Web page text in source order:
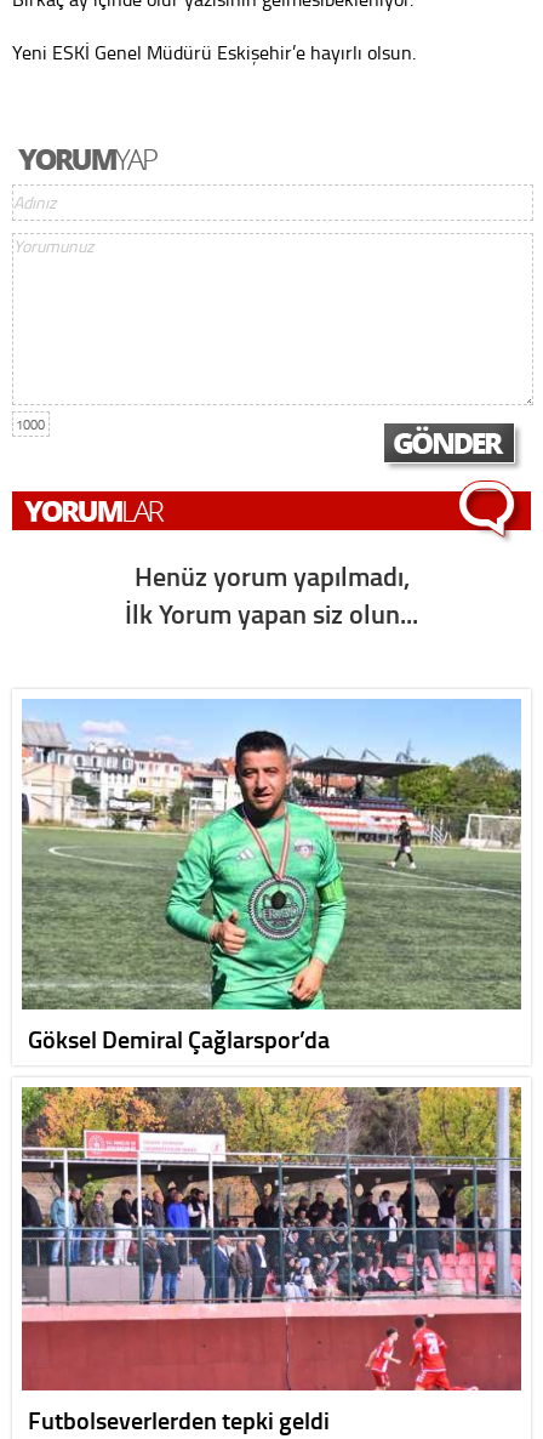
Yeni ESKİ Genel Müdürü Eskişehir’e hayırlı olsun.
1000
Henüz yorum yapılmadı,
İlk Yorum yapan siz olun...
Göksel Demiral Çağlarspor’da
Futbolseverlerden tepki geldi